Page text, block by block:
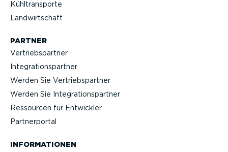
Kühltrans­porte
Landwirt­schaft
PARTNER
Vertriebs­partner
Integra­ti­ons­partner
Werden Sie Vertriebs­partner
Werden Sie Integra­ti­ons­partner
Ressourcen für Entwickler
Partner­portal
INFOR­MA­TIONEN